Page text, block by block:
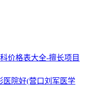
价格表大全-擅长项目
医院好(营口刘军医学